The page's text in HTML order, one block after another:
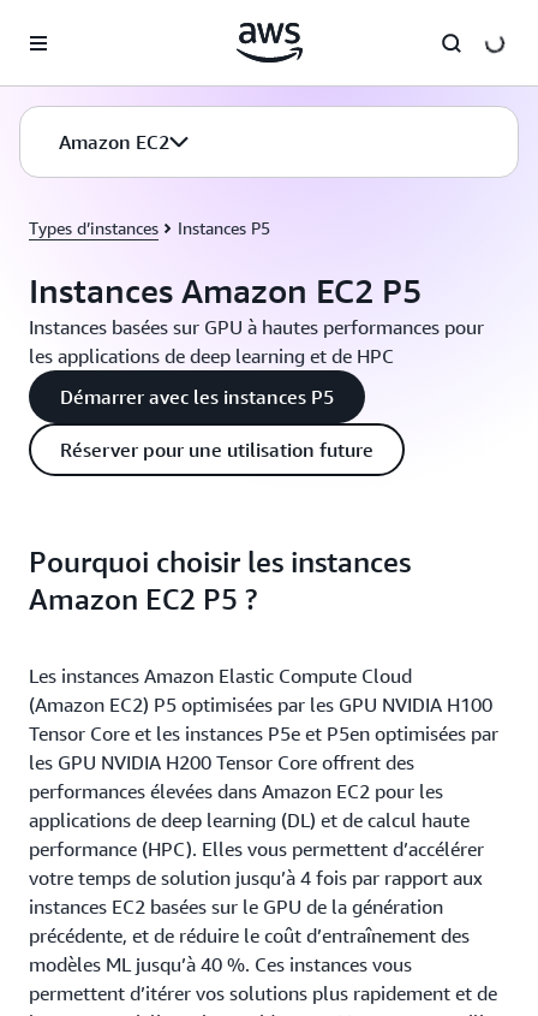
Amazon EC2
Types d’instances Instances P5
Instances Amazon EC2 P5
Instances basées sur GPU à hautes performances pour
les applications de deep learning et de HPC
Démarrer avec les instances P5
Réserver pour une utilisation future
Pourquoi choisir les instances
Amazon EC2 P5 ?
Les instances Amazon Elastic Compute Cloud
(Amazon EC2) P5 optimisées par les GPU NVIDIA H100
Tensor Core et les instances P5e et P5en optimisées par
les GPU NVIDIA H200 Tensor Core offrent des
performances élevées dans Amazon EC2 pour les
applications de deep learning (DL) et de calcul haute
performance (HPC). Elles vous permettent d’accélérer
votre temps de solution jusqu’à 4 fois par rapport aux
instances EC2 basées sur le GPU de la génération
précédente, et de réduire le coût d’entraînement des
modèles ML jusqu’à 40 %. Ces instances vous
permettent d’itérer vos solutions plus rapidement et de